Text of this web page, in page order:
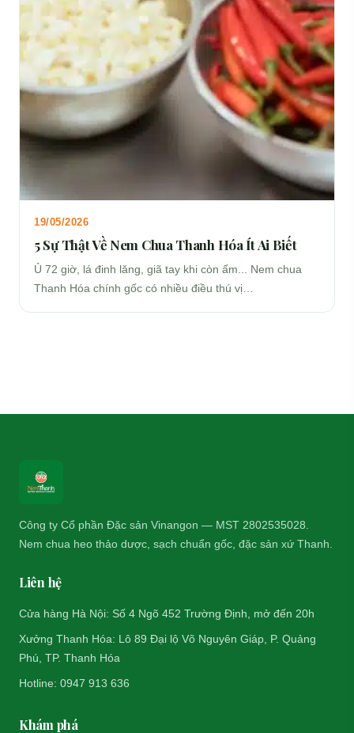
19/05/2026
5 Sự Thật Về Nem Chua Thanh Hóa Ít Ai Biết
Ủ 72 giờ, lá đinh lăng, giã tay khi còn ấm... Nem chua
Thanh Hóa chính gốc có nhiều điều thú vị…
Công ty Cổ phần Đặc sản Vinangon — MST 2802535028.
Nem chua heo thảo dược, sạch chuẩn gốc, đặc sản xứ Thanh.
Liên hệ
Cửa hàng Hà Nội: Số 4 Ngõ 452 Trường Định, mở đến 20h
Xưởng Thanh Hóa: Lô 89 Đại lộ Võ Nguyên Giáp, P. Quảng
Phú, TP. Thanh Hóa
Hotline: 0947 913 636
Khám phá